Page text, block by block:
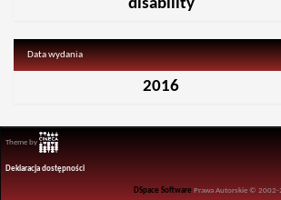
disability
Data wydania
2016
Theme by
Deklaracja dostępności
DSpace Software Prawa Autorskie ©